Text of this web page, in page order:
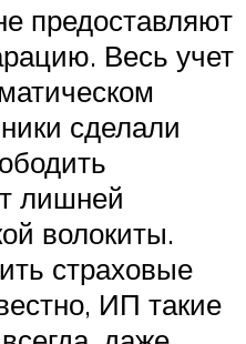
предоставляют
Весь учет
сделали
лишней
волокиты.
страховые
ИП такие